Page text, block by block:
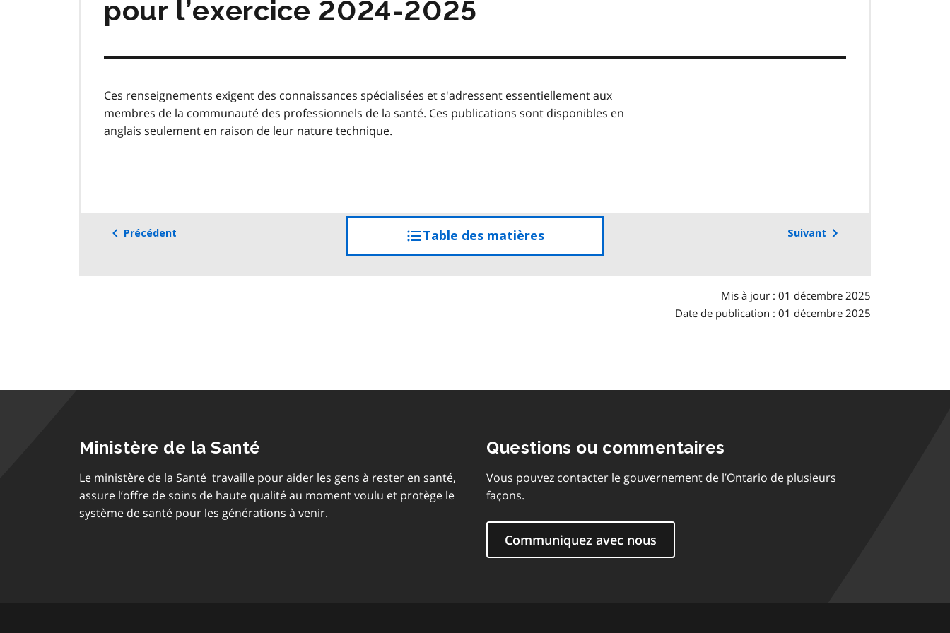
pour l’exercice 2024-2025
Ces renseignements exigent des connaissances spécialisées et s'adressent essentiellement aux
membres de la communauté des professionnels de la santé. Ces publications sont disponibles en
anglais seulement en raison de leur nature technique.
Précédent Table des matièresaccéder
à
Suivant
Mis à jour : 01 décembre 2025
Date de publication : 01 décembre 2025
Ministère de la Santé
Le ministère de la Santé travaille pour aider les gens à rester en santé,
assure l’offre de soins de haute qualité au moment voulu et protège le
système de santé pour les générations à venir.
Questions ou commentaires
Vous pouvez contacter le gouvernement de l’Ontario de plusieurs
façons.
Communiquez avec nous